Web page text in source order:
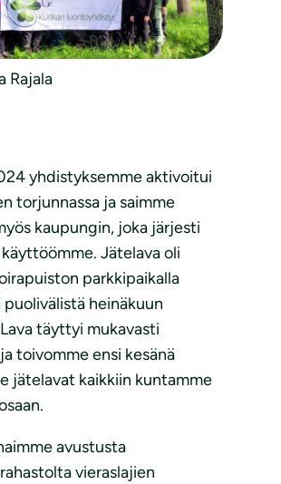
Rajala
yhdistyksemme aktivoitui
torjunnassa ja saimme
kaupungin, joka järjesti
Jätelava oli
parkkipaikalla
puolivälistä heinäkuun
täyttyi mukavasti
toivomme ensi kesänä
jätelavat kaikkiin kuntamme
avustusta
vieraslajien